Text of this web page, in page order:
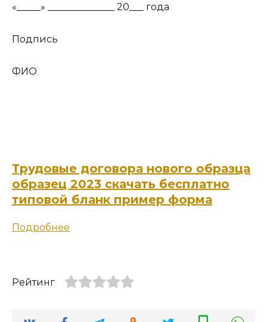
«_____» ______________ 20___ года
Подпись
ФИО
Трудовые договора нового образца
образец 2023 скачать бесплатно
типовой бланк пример форма
Подробнее
Рейтинг